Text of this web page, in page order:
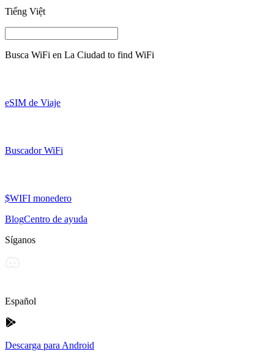
Tiếng Việt
Busca WiFi en La Ciudad to find WiFi
eSIM de Viaje
Buscador WiFi
$WIFI monedero
BlogCentro de ayuda
Síganos
Español
Descarga para Android